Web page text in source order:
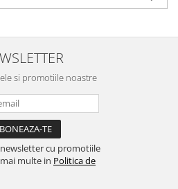
si promotiile noastre
cu promotiile
multe in Politica de